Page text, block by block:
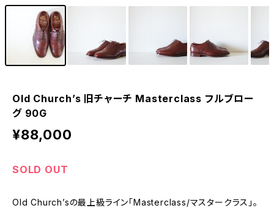
Old Church’s 旧チャーチ Masterclass フルブロー
グ 90G
¥88,000
SOLD OUT
Old Church’sの最上級ライン「Masterclass/マスタークラス」。